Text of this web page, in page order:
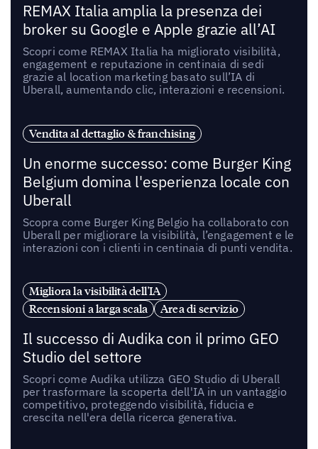
REMAX Italia amplia la presenza dei
broker su Google e Apple grazie all’AI
Scopri come REMAX Italia ha migliorato visibilità,
engagement e reputazione in centinaia di sedi
grazie al location marketing basato sull’IA di
Uberall, aumentando clic, interazioni e recensioni.
Vendita al dettaglio & franchising
Un enorme successo: come Burger King
Belgium domina l'esperienza locale con
Uberall
Scopra come Burger King Belgio ha collaborato con
Uberall per migliorare la visibilità, l’engagement e le
interazioni con i clienti in centinaia di punti vendita.
Migliora la visibilità dell'IA
Recensioni a larga scala
Area di servizio
Il successo di Audika con il primo GEO
Studio del settore
Scopri come Audika utilizza GEO Studio di Uberall
per trasformare la scoperta dell'IA in un vantaggio
competitivo, proteggendo visibilità, fiducia e
crescita nell'era della ricerca generativa.